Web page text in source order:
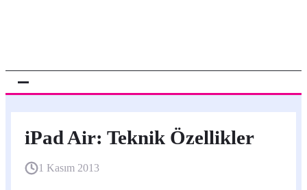
iPad Air: Teknik Özellikler
1 Kasım 2013